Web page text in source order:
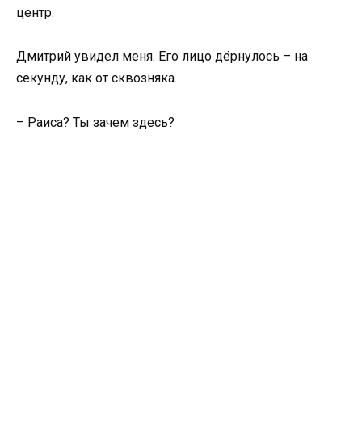
центр.
Дмитрий увидел меня. Его лицо дёрнулось – на
секунду, как от сквозняка.
– Раиса? Ты зачем здесь?